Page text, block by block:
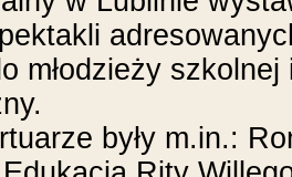
młodzieży
były m.in.: